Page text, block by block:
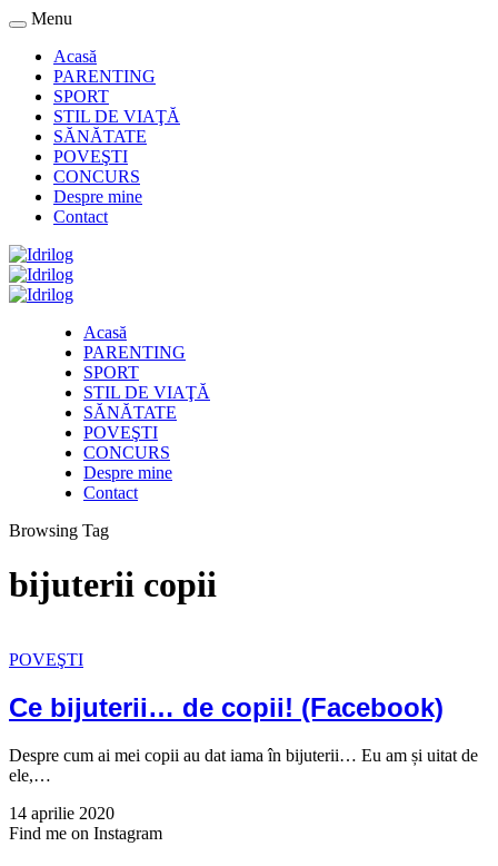
Menu
Acasă
PARENTING
SPORT
STIL DE VIAŢĂ
SĂNĂTATE
POVEŞTI
CONCURS
Despre mine
Contact
Acasă
PARENTING
SPORT
STIL DE VIAŢĂ
SĂNĂTATE
POVEŞTI
CONCURS
Despre mine
Contact
Browsing Tag
bijuterii copii
POVEŞTI
Ce bijuterii… de copii! (Facebook)
Despre cum ai mei copii au dat iama în bijuterii… Eu am și uitat de
ele,…
14 aprilie 2020
Find me on Instagram